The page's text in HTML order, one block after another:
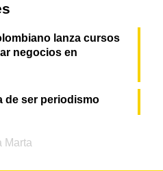
lanza cursos
negocios en
de ser periodismo